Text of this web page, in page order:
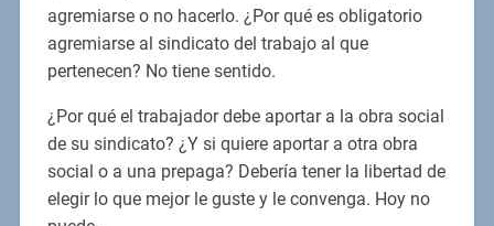
agremiarse o no hacerlo. ¿Por qué es obligatorio
agremiarse al sindicato del trabajo al que
pertenecen? No tiene sentido.
¿Por qué el trabajador debe aportar a la obra social
de su sindicato? ¿Y si quiere aportar a otra obra
social o a una prepaga? Debería tener la libertad de
elegir lo que mejor le guste y le convenga. Hoy no